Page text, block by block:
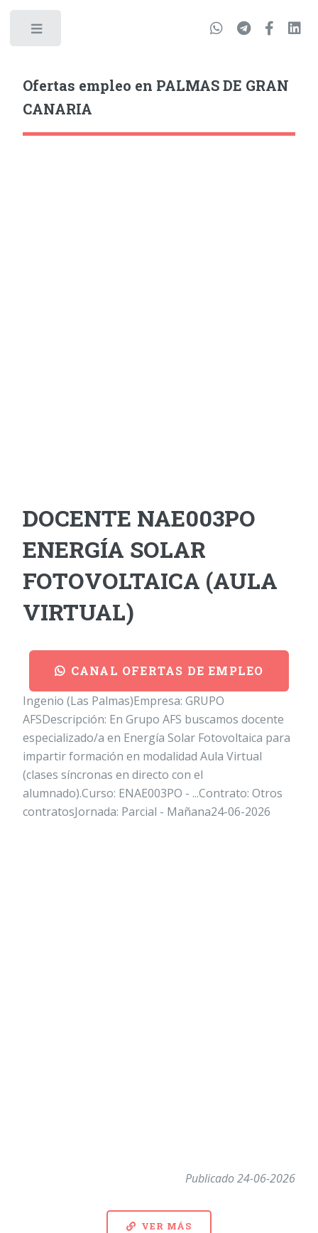
Ofertas empleo en PALMAS DE GRAN
CANARIA
DOCENTE NAE003PO
ENERGÍA SOLAR
FOTOVOLTAICA (AULA
VIRTUAL)
CANAL OFERTAS DE EMPLEO
Ingenio (Las Palmas)Empresa: GRUPO
AFSDescripción: En Grupo AFS buscamos docente
especializado/a en Energía Solar Fotovoltaica para
impartir formación en modalidad Aula Virtual
(clases síncronas en directo con el
alumnado).Curso: ENAE003PO - ...Contrato: Otros
contratosJornada: Parcial - Mañana24-06-2026
Publicado 24-06-2026
VER MÁS